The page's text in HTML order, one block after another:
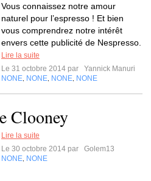
Vous connaissez notre amour
naturel pour l’espresso ! Et bien
vous comprendrez notre intérêt
envers cette publicité de Nespresso.
Lire la suite
Le 31 octobre 2014 par
Yannick Manuri
NONE NONE NONE NONE
Clooney
Lire la suite
Le 30 octobre 2014 par
Golem13
NONE NONE